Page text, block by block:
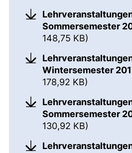
Sommersemester
148,75 KB)
Wintersemester
178,92 KB)
Sommersemester
130,92 KB)